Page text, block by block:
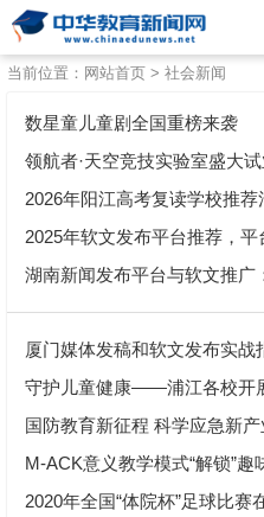
当前位置： 网站首页 > 社会新闻
数星童儿童剧全国重榜来袭
领航者·天空竞技实验室盛大
2026年阳江高考复读学校推荐清
2025年软文发布平台推荐，平
湖南新闻发布平台与软文推广：
厦门媒体发稿和软文发布实战指南
守护儿童健康——浦江各校开
国防教育新征程 科学应急新
M-ACK意义教学模式“解锁”趣
2020年全国“体院杯”足球比赛